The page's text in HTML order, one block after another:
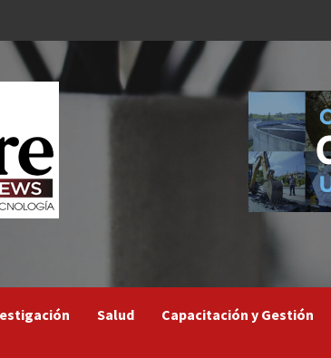
Salud Capacitación y Gestión